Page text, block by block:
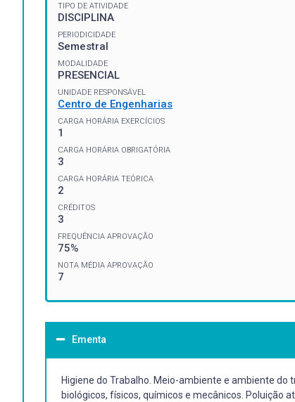
TIPO DE ATIVIDADE
DISCIPLINA
PERIODICIDADE
Semestral
MODALIDADE
PRESENCIAL
UNIDADE RESPONSÁVEL
Centro de Engenharias
CARGA HORÁRIA EXERCÍCIOS
1
CARGA HORÁRIA OBRIGATÓRIA
3
CARGA HORÁRIA TEÓRICA
2
CRÉDITOS
3
FREQUÊNCIA APROVAÇÃO
75%
NOTA MÉDIA APROVAÇÃO
7
Ementa
Higiene do Trabalho. Meio-ambiente e ambiente do
biológicos, físicos, químicos e mecânicos. Poluição